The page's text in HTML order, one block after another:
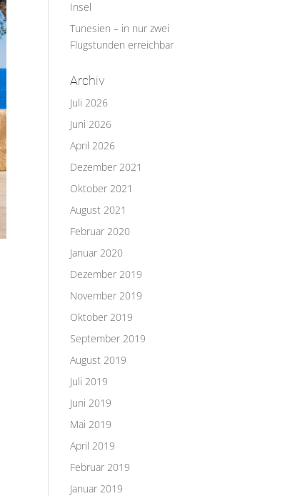
Insel
Tunesien – in nur zwei
Flugstunden erreichbar
Archiv
Juli 2026
Juni 2026
April 2026
Dezember 2021
Oktober 2021
August 2021
Februar 2020
Januar 2020
Dezember 2019
November 2019
Oktober 2019
September 2019
August 2019
Juli 2019
Juni 2019
Mai 2019
April 2019
Februar 2019
Januar 2019